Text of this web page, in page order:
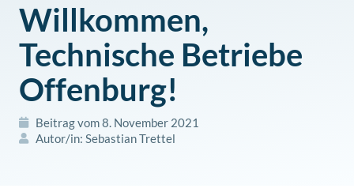
Willkommen,
Technische Betriebe
Offenburg!
Beitrag vom8. November 2021
Autor/in: Sebastian Trettel